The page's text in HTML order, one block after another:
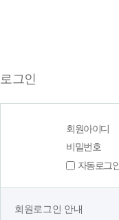
로그인
회원아이디
비밀번호
자동로그인
회원로그인 안내